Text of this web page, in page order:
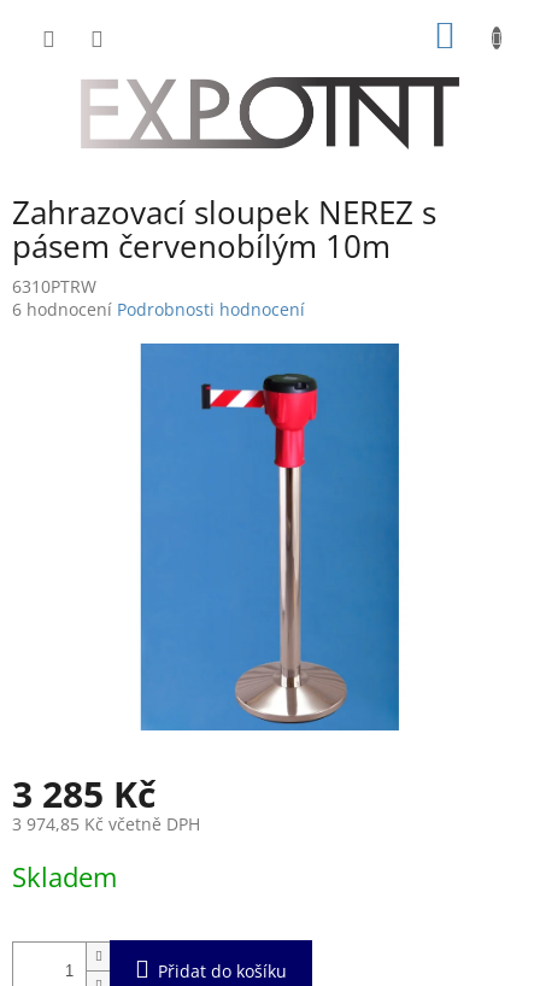
Zahrazovací sloupek NEREZ s
pásem červenobílým 10m
6310PTRW
Průměrné
6 hodnocení Podrobnosti hodnocení
3 285 Kč
3 974,85 Kč včetně DPH
cena:
Skladem
Přidat do košíku